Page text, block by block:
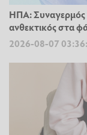
ΗΠΑ: Συναγερμός
ανθεκτικός στα
2026-08-07